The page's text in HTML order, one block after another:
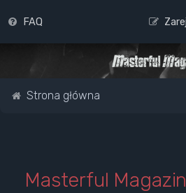
FAQ
Strona główna
Masterful